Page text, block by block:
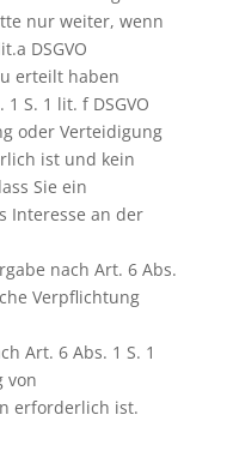
nur weiter, wenn
DSGVO
erteilt haben
S. 1 lit. f DSGVO
oder Verteidigung
ist und kein
Sie ein
Interesse an der
nach Art. 6 Abs.
Verpflichtung
Art. 6 Abs. 1 S. 1
von
erforderlich ist.